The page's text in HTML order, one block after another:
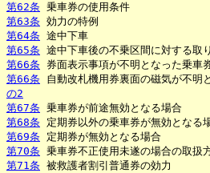
第62条 乗車券の使用条件
第63条 効力の特例
第64条 途中下車
第65条 途中下車後の不乗区間に対する取
第66条 券面表示事項が不明となった乗車
第66条
の2
自動改札機用券裏面の磁気が不明
第67条 乗車券が前途無効となる場合
第68条 定期券以外の乗車券が無効となる
第69条 定期券が無効となる場合
第70条 乗車券不正使用未遂の場合の取扱
第71条 被救護者割引普通券の効力